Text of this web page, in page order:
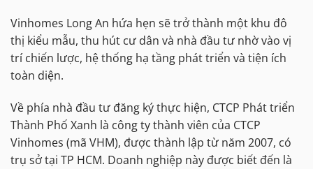
Vinhomes Long An hứa hẹn sẽ trở thành một khu đô
thị kiểu mẫu, thu hút cư dân và nhà đầu tư nhờ vào vị
trí chiến lược, hệ thống hạ tầng phát triển và tiện ích
toàn diện.
Về phía nhà đầu tư đăng ký thực hiện, CTCP Phát triển
Thành Phố Xanh là công ty thành viên của CTCP
Vinhomes (mã VHM), được thành lập từ năm 2007, có
trụ sở tại TP HCM. Doanh nghiệp này được biết đến là